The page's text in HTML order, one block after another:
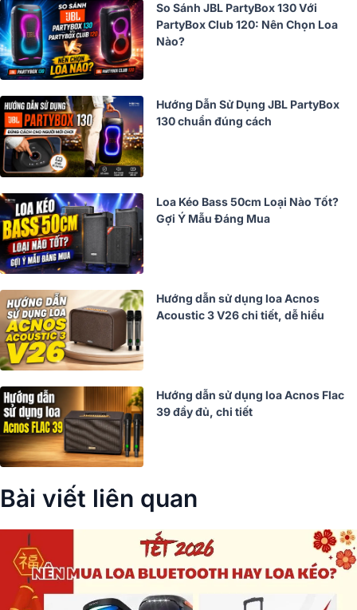
So Sánh JBL PartyBox 130 Với
PartyBox Club 120: Nên Chọn Loa
Nào?
Hướng Dẫn Sử Dụng JBL PartyBox
130 chuẩn đúng cách
Loa Kéo Bass 50cm Loại Nào Tốt?
Gợi Ý Mẫu Đáng Mua
Hướng dẫn sử dụng loa Acnos
Acoustic 3 V26 chi tiết, dễ hiểu
Hướng dẫn sử dụng loa Acnos Flac
39 đầy đủ, chi tiết
Bài viết liên quan